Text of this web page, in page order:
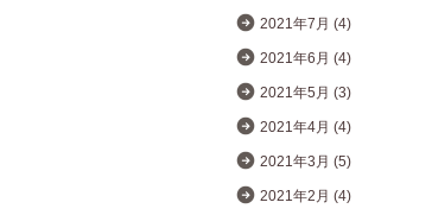
2021年7月 (4)
2021年6月 (4)
2021年5月 (3)
2021年4月 (4)
2021年3月 (5)
2021年2月 (4)